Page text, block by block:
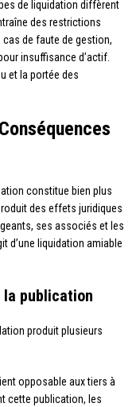
de liquidation diffèrent
des restrictions
de faute de gestion,
insuffisance d’actif.
et la portée des
constitue bien plus
des effets juridiques
ses associés et les
d’une liquidation amiable
publication
produit plusieurs
opposable aux tiers à
cette publication, les